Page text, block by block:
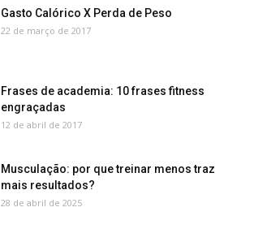
Gasto Calórico X Perda de Peso
22 de março de 2017
Frases de academia: 10 frases fitness
engraçadas
12 de abril de 2017
Musculação: por que treinar menos traz
mais resultados?
28 de abril de 2025